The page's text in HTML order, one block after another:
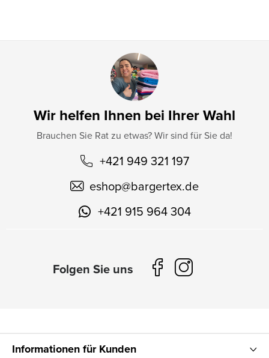
Wir helfen Ihnen bei Ihrer Wahl
Brauchen Sie Rat zu etwas? Wir sind für Sie da!
+421 949 321 197
eshop@bargertex.de
+421 915 964 304
Informationen für Kunden